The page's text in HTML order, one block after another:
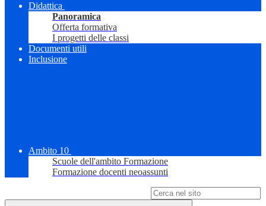
Didattica
Panoramica
Offerta formativa
I progetti delle classi
Documenti utili
Inclusione
Ambito 10
Scuole dell'ambito Formazione
Formazione docenti neoassunti